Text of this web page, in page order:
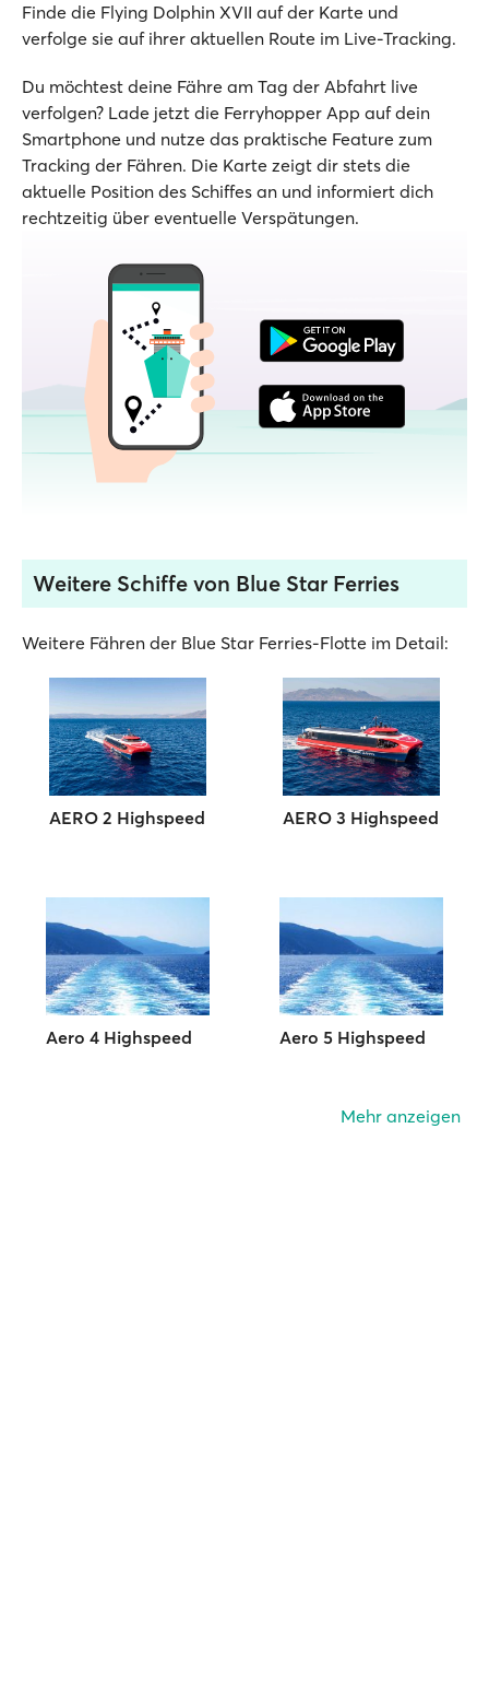
Finde die Flying Dolphin XVII auf der Karte und
verfolge sie auf ihrer aktuellen Route im Live-Tracking.
Du möchtest deine Fähre am Tag der Abfahrt live
verfolgen? Lade jetzt die Ferryhopper App auf dein
Smartphone und nutze das praktische Feature zum
Tracking der Fähren. Die Karte zeigt dir stets die
aktuelle Position des Schiffes an und informiert dich
rechtzeitig über eventuelle Verspätungen.
Weitere Schiffe von Blue Star Ferries
Weitere Fähren der Blue Star Ferries-Flotte im Detail:
AERO 2 Highspeed AERO 3 Highspeed
Aero 4 Highspeed Aero 5 Highspeed
Mehr anzeigen